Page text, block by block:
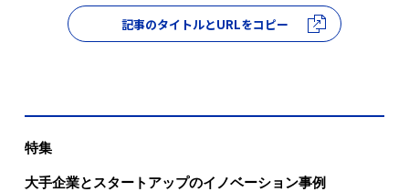
記事のタイトルとURLをコピー
特集
大手企業とスタートアップのイノベーション事例